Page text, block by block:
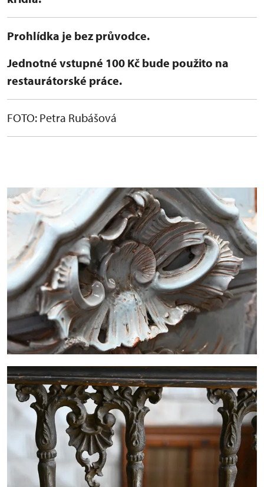
Prohlídka je bez průvodce.
Jednotné vstupné 100 Kč bude použito na
restaurátorské práce.
FOTO: Petra Rubášová